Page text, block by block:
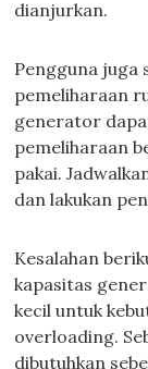
dianjurkan.
Pengguna juga
pemeliharaan
generator
pemeliharaan
pakai.
dan lakukan
Kesalahan
kapasitas
kecil untuk
overloading.
dibutuhkan